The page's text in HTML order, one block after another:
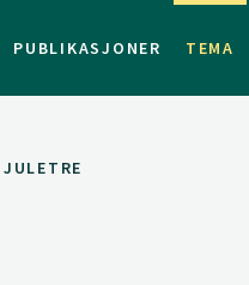
PUBLIKASJONER TEMA
JULETRE